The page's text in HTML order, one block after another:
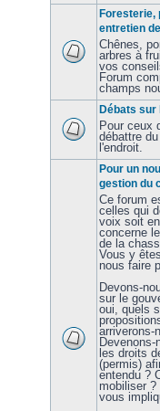
Foresterie,
entretien
Chênes,
arbres à
vos
Forum
champs
Débats sur
Pour ceux
débattre
l'endroit.
Pour un
gestion du
Ce forum
celles qui
voix soit
concerne
de la
Vous y
nous faire
Devons-
sur le
oui, quels
arriverons-
les droits
(permis)
entendu ?
mobiliser
vous